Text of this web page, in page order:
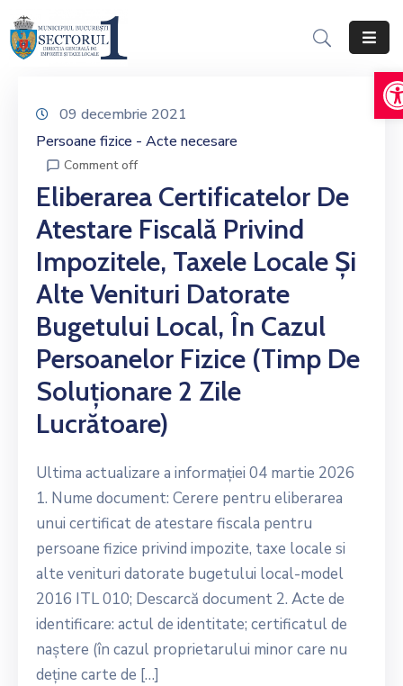
Informații
Generale
Servicii
Online
Persoane
Fizice
Persoane
Juridice
Impozite,
Taxe
Amenzi
Contact
Chestionar
09 decembrie 2021
Persoane fizice - Acte necesare
Comment off
Eliberarea Certificatelor De
Atestare Fiscală Privind
Impozitele, Taxele Locale Și
Alte Venituri Datorate
Bugetului Local, În Cazul
Persoanelor Fizice (timp De
Soluționare 2 Zile
Lucrătoare)
Ultima actualizare a informației 04 martie 2026
1. Nume document: Cerere pentru eliberarea
unui certificat de atestare fiscala pentru
persoane fizice privind impozite, taxe locale si
alte venituri datorate bugetului local-model
2016 ITL 010; Descarcă document 2. Acte de
identificare: actul de identitate; certificatul de
naștere (în cazul proprietarului minor care nu
deține carte de […]